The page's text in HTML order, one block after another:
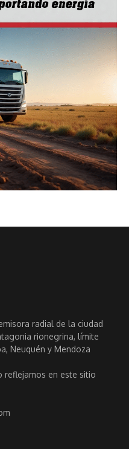
radial de la ciudad
rionegrina, límite
Neuquén y Mendoza
reflejamos en este sitio